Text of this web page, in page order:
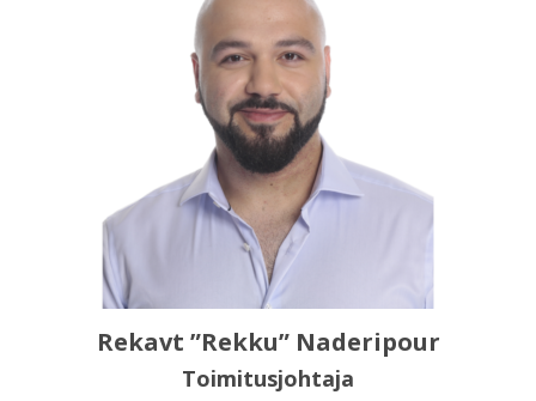
Rekavt ”Rekku” Naderipour
Toimitusjohtaja